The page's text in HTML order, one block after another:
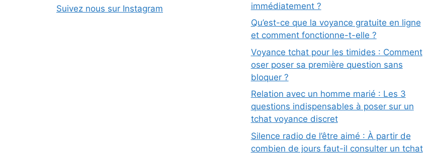
Suivez nous sur Instagram
immédiatement ?
Qu’est-ce que la voyance gratuite en ligne
et comment fonctionne-t-elle ?
Voyance tchat pour les timides : Comment
oser poser sa première question sans
bloquer ?
Relation avec un homme marié : Les 3
questions indispensables à poser sur un
tchat voyance discret
Silence radio de l’être aimé : À partir de
combien de jours faut-il consulter un tchat